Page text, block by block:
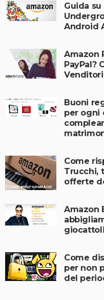
Guida
Android
Amazon
PayPal?
Buoni
per ogni
Come
Trucchi,
offerte
Amazon
Come
per non
del